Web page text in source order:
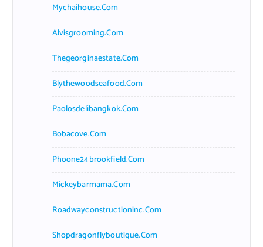
Mychaihouse.com
Alvisgrooming.com
Thegeorginaestate.com
Blythewoodseafood.com
Paolosdelibangkok.com
Bobacove.com
Phoone24brookfield.com
Mickeybarmama.com
Roadwayconstructioninc.com
Shopdragonflyboutique.com